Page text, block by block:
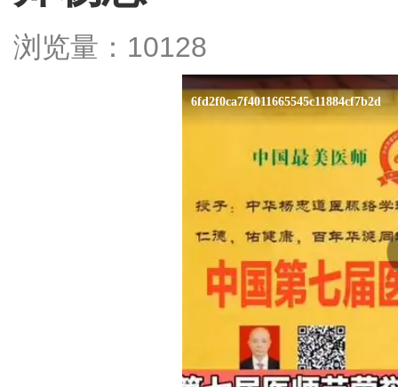
浏览量： 10128